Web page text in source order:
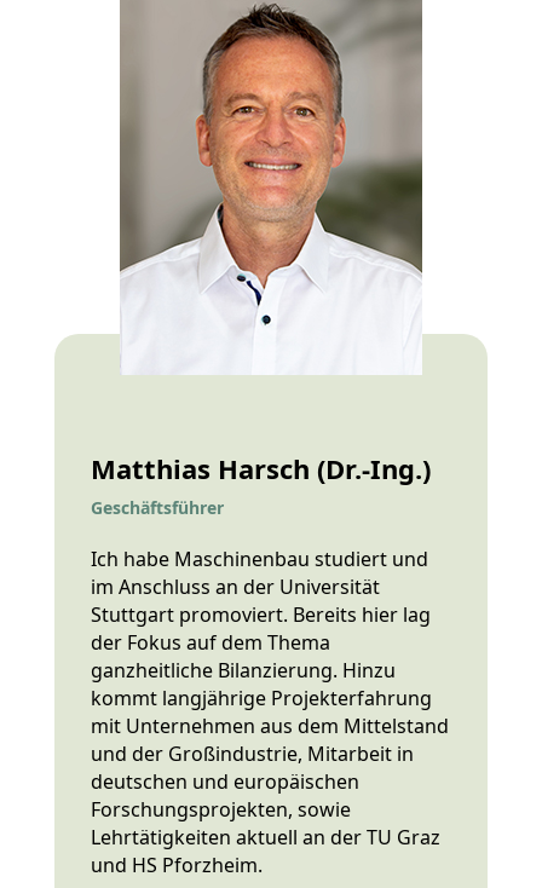
Matthias Harsch (Dr.-Ing.)
Geschäftsführer
Ich habe Maschinenbau studiert und
im Anschluss an der Universität
Stuttgart promoviert. Bereits hier lag
der Fokus auf dem Thema
ganzheitliche Bilanzierung. Hinzu
kommt langjährige Projekterfahrung
mit Unternehmen aus dem Mittelstand
und der Großindustrie, Mitarbeit in
deutschen und europäischen
Forschungsprojekten, sowie
Lehrtätigkeiten aktuell an der TU Graz
und HS Pforzheim.